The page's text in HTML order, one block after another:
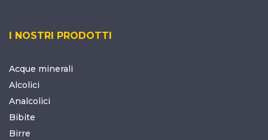
I NOSTRI PRODOTTI
Acque minerali
Alcolici
Analcolici
Bibite
Birre